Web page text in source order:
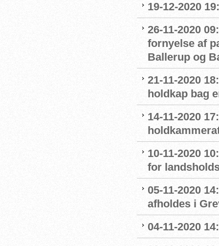
19-12-2020
26-11-2020
fornyelse af
Ballerup og
21-11-2020
holdkap bag
14-11-2020
10-11-2020
for
05-11-2020
afholdes i
04-11-2020